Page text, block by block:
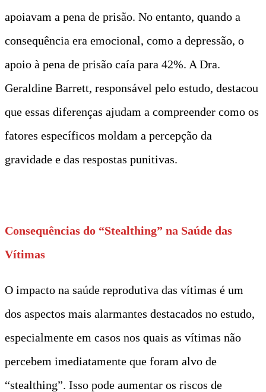
apoiavam a pena de prisão. No entanto, quando a
consequência era emocional, como a depressão, o
apoio à pena de prisão caía para 42%. A Dra.
Geraldine Barrett, responsável pelo estudo, destacou
que essas diferenças ajudam a compreender como os
fatores específicos moldam a percepção da
gravidade e das respostas punitivas.
Consequências do “Stealthing” na Saúde das
Vítimas
O impacto na saúde reprodutiva das vítimas é um
dos aspectos mais alarmantes destacados no estudo,
especialmente em casos nos quais as vítimas não
percebem imediatamente que foram alvo de
“stealthing”. Isso pode aumentar os riscos de